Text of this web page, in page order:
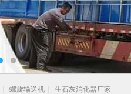
螺旋输送机 生石灰消化器厂家